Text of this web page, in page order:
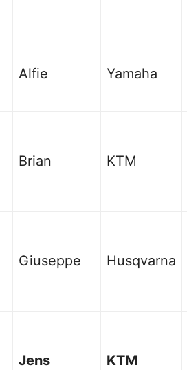
Alfie Yamaha
Brian KTM
Giuseppe Husqvarna
Jens KTM